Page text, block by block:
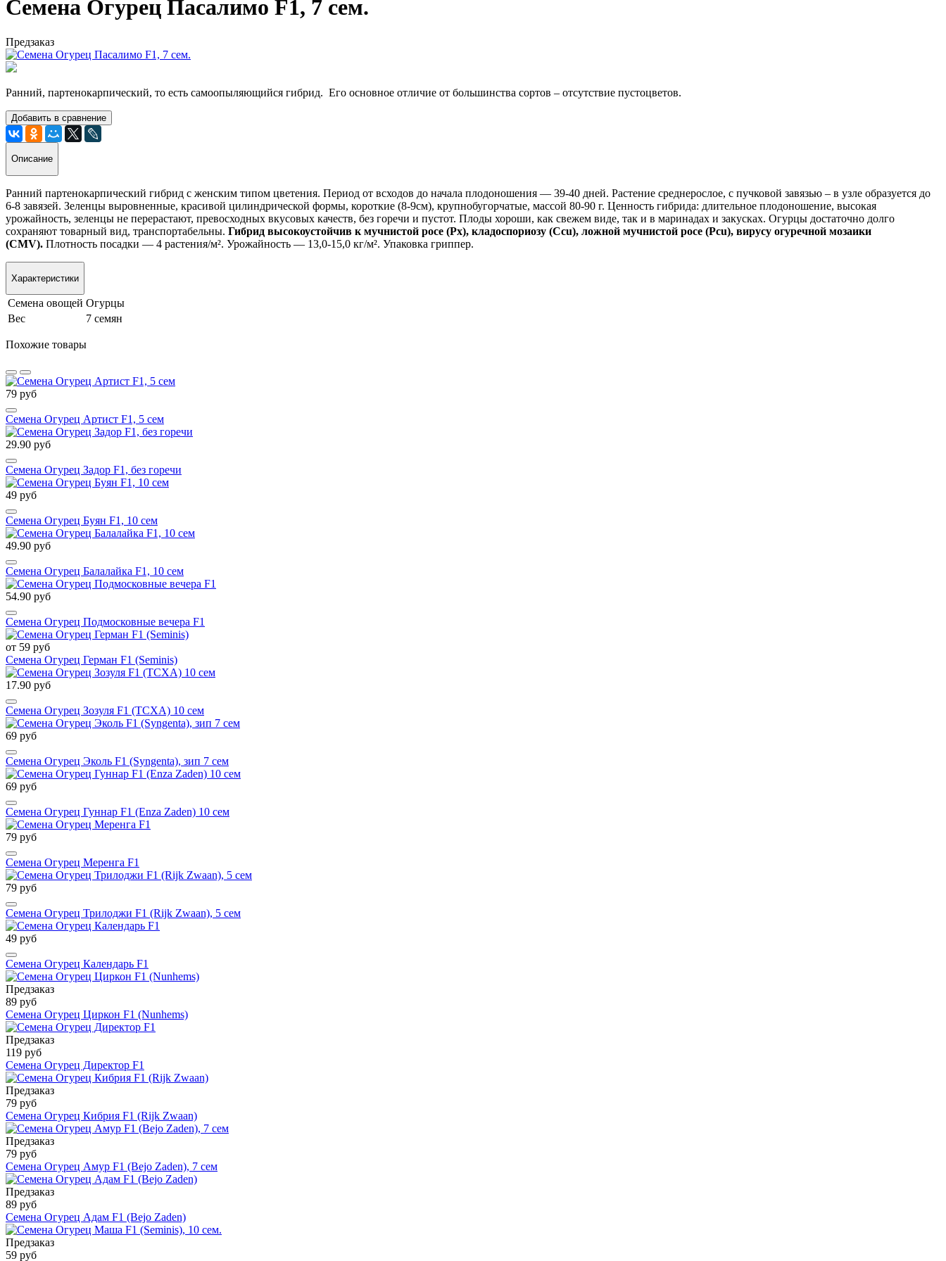
Семена Огурец Пасалимо F1, 7 сем.
Предзаказ
Ранний, партенокарпический, то есть самоопыляющийся гибрид. Его основное отличие от большинства сортов – отсутствие пустоцветов.
Добавить в сравнение
Описание
Ранний партенокарпический гибрид с женским типом цветения. Период от всходов до начала плодоношения — 39-40 дней. Растение среднерослое, с пучковой завязью – в узле образуется до
6-8 завязей. Зеленцы выровненные, красивой цилиндрической формы, короткие (8-9см), крупнобугорчатые, массой 80-90 г. Ценность гибрида: длительное плодоношение, высокая
урожайность, зеленцы не перерастают, превосходных вкусовых качеств, без горечи и пустот. Плоды хороши, как свежем виде, так и в маринадах и закусках. Огурцы достаточно долго
сохраняют товарный вид, транспортабельны. Гибрид высокоустойчив к мучнистой росе (Рх), кладоспориозу (Ccu), ложной мучнистой росе (Pcu), вирусу огуречной мозаики
(CMV). Плотность посадки — 4 растения/м². Урожайность — 13,0-15,0 кг/м². Упаковка гриппер.
Характеристики
Семена овощей Огурцы
Вес
7 семян
Похожие товары
79 руб
Семена Огурец Артист F1, 5 сем
29.90 руб
Семена Огурец Задор F1, без горечи
49 руб
Семена Огурец Буян F1, 10 сем
49.90 руб
Семена Огурец Балалайка F1, 10 сем
54.90 руб
Семена Огурец Подмосковные вечера F1
от 59 руб
Семена Огурец Герман F1 (Seminis)
17.90 руб
Семена Огурец Зозуля F1 (ТСХА) 10 сем
69 руб
Семена Огурец Эколь F1 (Syngenta), зип 7 сем
69 руб
Семена Огурец Гуннар F1 (Enza Zaden) 10 сем
79 руб
Семена Огурец Меренга F1
79 руб
Семена Огурец Трилоджи F1 (Rijk Zwaan), 5 сем
49 руб
Семена Огурец Календарь F1
Предзаказ
89 руб
Семена Огурец Циркон F1 (Nunhems)
Предзаказ
119 руб
Семена Огурец Директор F1
Предзаказ
79 руб
Семена Огурец Кибрия F1 (Rijk Zwaаn)
Предзаказ
79 руб
Семена Огурец Амур F1 (Bejo Zaden), 7 сем
Предзаказ
89 руб
Семена Огурец Адам F1 (Bejo Zaden)
Предзаказ
59 руб